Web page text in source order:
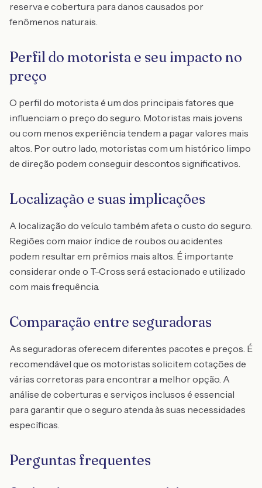
reserva e cobertura para danos causados por
fenômenos naturais.
Perfil do motorista e seu impacto no
preço
O perfil do motorista é um dos principais fatores que
influenciam o preço do seguro. Motoristas mais jovens
ou com menos experiência tendem a pagar valores mais
altos. Por outro lado, motoristas com um histórico limpo
de direção podem conseguir descontos significativos.
Localização e suas implicações
A localização do veículo também afeta o custo do seguro.
Regiões com maior índice de roubos ou acidentes
podem resultar em prêmios mais altos. É importante
considerar onde o T-Cross será estacionado e utilizado
com mais frequência.
Comparação entre seguradoras
As seguradoras oferecem diferentes pacotes e preços. É
recomendável que os motoristas solicitem cotações de
várias corretoras para encontrar a melhor opção. A
análise de coberturas e serviços inclusos é essencial
para garantir que o seguro atenda às suas necessidades
específicas.
Perguntas frequentes